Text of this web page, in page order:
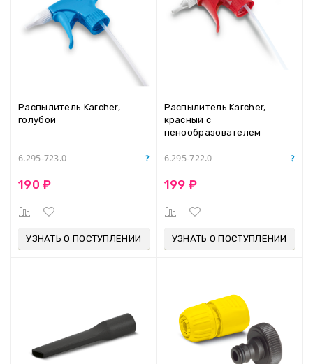
Распылитель Karcher,
голубой
6.295-723.0
190 ₽
УЗНАТЬ О ПОСТУПЛЕНИИ
Распылитель Karcher,
красный с
пенообразователем
6.295-722.0
199 ₽
УЗНАТЬ О ПОСТУПЛЕНИИ